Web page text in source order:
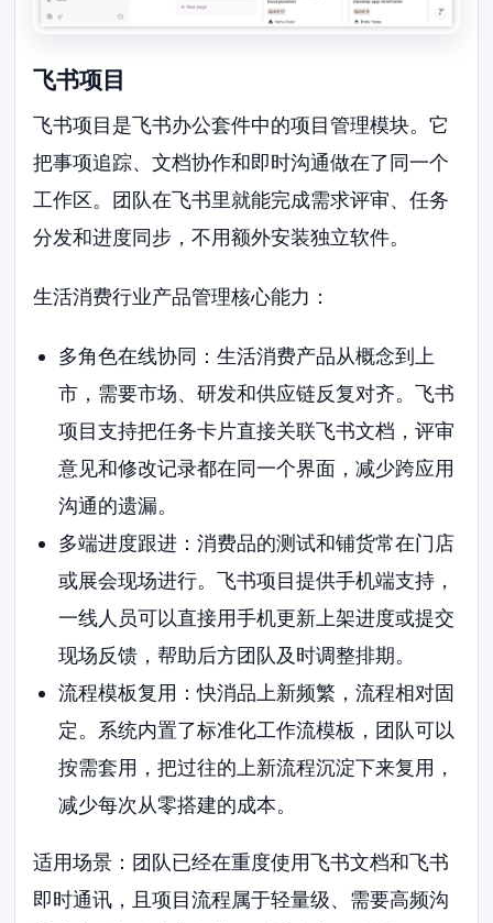
飞书项目
飞书项目是飞书办公套件中的项目管理模块。它
把事项追踪、文档协作和即时沟通做在了同一个
工作区。团队在飞书里就能完成需求评审、任务
分发和进度同步，不用额外安装独立软件。
生活消费行业产品管理核心能力：
多角色在线协同：生活消费产品从概念到上
市，需要市场、研发和供应链反复对齐。飞书
项目支持把任务卡片直接关联飞书文档，评审
意见和修改记录都在同一个界面，减少跨应用
沟通的遗漏。
多端进度跟进：消费品的测试和铺货常在门店
或展会现场进行。飞书项目提供手机端支持，
一线人员可以直接用手机更新上架进度或提交
现场反馈，帮助后方团队及时调整排期。
流程模板复用：快消品上新频繁，流程相对固
定。系统内置了标准化工作流模板，团队可以
按需套用，把过往的上新流程沉淀下来复用，
减少每次从零搭建的成本。
适用场景：团队已经在重度使用飞书文档和飞书
即时通讯，且项目流程属于轻量级、需要高频沟